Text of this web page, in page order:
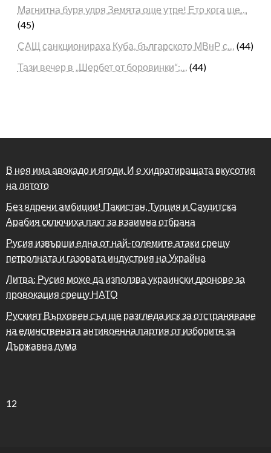
Магнитна буря удря Земята още утре! Ето кога ще…
(45)
САЩ санкционираха Куба, българското МВнР с… (44)
Тази вечер в „Шербет от боровинки“:… (44)
В нея има авокадо и ягоди. И е хидратиращата вкусотия
на лятото
Без ядрени амбиции! Пакистан, Турция и Саудитска
Арабия сключиха пакт за взаимна отбрана
Русия извърши една от най-големите атаки срещу
петролната и газовата индустрия на Украйна
Литва: Русия може да използва украински дронове за
провокация срещу НАТО
Руският Върховен съд ще разгледа иск за отстраняване
на единствената антивоенна партия от изборите за
Държавна дума
12